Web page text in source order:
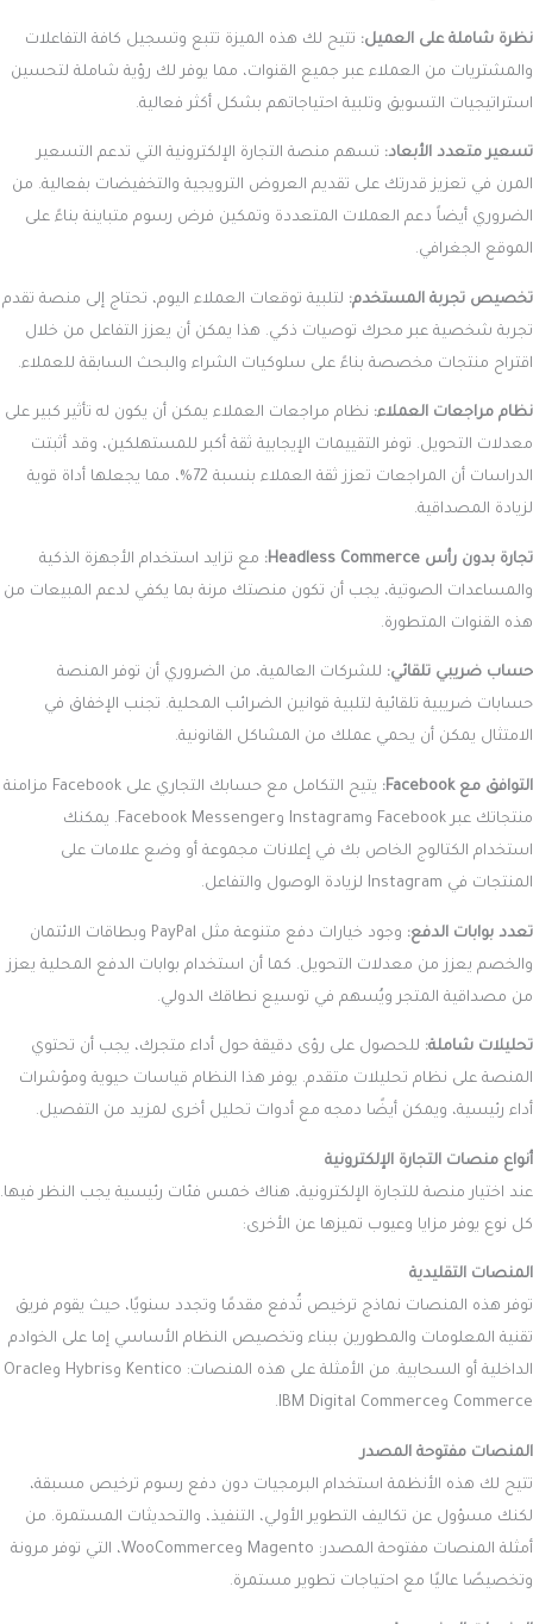
نظرة شاملة على العميل: تتيح لك هذه الميزة تتبع وتسجيل كافة التفاعلات
والمشتريات من العملاء عبر جميع القنوات، مما يوفر لك رؤية شاملة لتحسين
استراتيجيات التسويق وتلبية احتياجاتهم بشكل أكثر فعالية.
تسعير متعدد الأبعاد: تسهم منصة التجارة الإلكترونية التي تدعم التسعير
المرن في تعزيز قدرتك على تقديم العروض الترويجية والتخفيضات بفعالية. من
الضروري أيضاً دعم العملات المتعددة وتمكين فرض رسوم متباينة بناءً على
الموقع الجغرافي.
تخصيص تجربة المستخدم: لتلبية توقعات العملاء اليوم، تحتاج إلى منصة تقدم
تجربة شخصية عبر محرك توصيات ذكي. هذا يمكن أن يعزز التفاعل من خلال
اقتراح منتجات مخصصة بناءً على سلوكيات الشراء والبحث السابقة للعملاء.
نظام مراجعات العملاء: نظام مراجعات العملاء يمكن أن يكون له تأثير كبير على
معدلات التحويل. توفر التقييمات الإيجابية ثقة أكبر للمستهلكين، وقد أثبتت
الدراسات أن المراجعات تعزز ثقة العملاء بنسبة 72%، مما يجعلها أداة قوية
لزيادة المصداقية.
تجارة بدون رأس Headless Commerce:
مع تزايد استخدام الأجهزة الذكية
والمساعدات الصوتية، يجب أن تكون منصتك مرنة بما يكفي لدعم المبيعات من
هذه القنوات المتطورة.
حساب ضريبي تلقائي: للشركات العالمية، من الضروري أن توفر المنصة
حسابات ضريبية تلقائية لتلبية قوانين الضرائب المحلية. تجنب الإخفاق في
الامتثال يمكن أن يحمي عملك من المشاكل القانونية.
التوافق مع Facebook:
يتيح التكامل مع حسابك التجاري على Facebook مزامنة
منتجاتك عبر Facebook وInstagram وFacebook Messenger. يمكنك
استخدام الكتالوج الخاص بك في إعلانات مجموعة أو وضع علامات على
المنتجات في Instagram لزيادة الوصول والتفاعل.
تعدد بوابات الدفع:
وجود خيارات دفع متنوعة مثل PayPal وبطاقات الائتمان
والخصم يعزز من معدلات التحويل. كما أن استخدام بوابات الدفع المحلية يعزز
من مصداقية المتجر ويُسهم في توسيع نطاقك الدولي.
تحليلات شاملة: للحصول على رؤى دقيقة حول أداء متجرك، يجب أن تحتوي
المنصة على نظام تحليلات متقدم. يوفر هذا النظام قياسات حيوية ومؤشرات
أداء رئيسية، ويمكن أيضًا دمجه مع أدوات تحليل أخرى لمزيد من التفصيل.
أنواع منصات التجارة الإلكترونية
عند اختيار منصة للتجارة الإلكترونية، هناك خمس فئات رئيسية يجب النظر فيها.
كل نوع يوفر مزايا وعيوب تميزها عن الأخرى:
المنصات التقليدية
توفر هذه المنصات نماذج ترخيص تُدفع مقدمًا وتجدد سنويًا، حيث يقوم فريق
تقنية المعلومات والمطورين ببناء وتخصيص النظام الأساسي إما على الخوادم
الداخلية أو السحابية. من الأمثلة على هذه المنصات: Kentico وHybris وOracle
Commerce وIBM Digital Commerce.
المنصات مفتوحة المصدر
تتيح لك هذه الأنظمة استخدام البرمجيات دون دفع رسوم ترخيص مسبقة،
لكنك مسؤول عن تكاليف التطوير الأولي، التنفيذ، والتحديثات المستمرة. من
أمثلة المنصات مفتوحة المصدر: Magento وWooCommerce، التي توفر مرونة
وتخصيصًا عاليًا مع احتياجات تطوير مستمرة.